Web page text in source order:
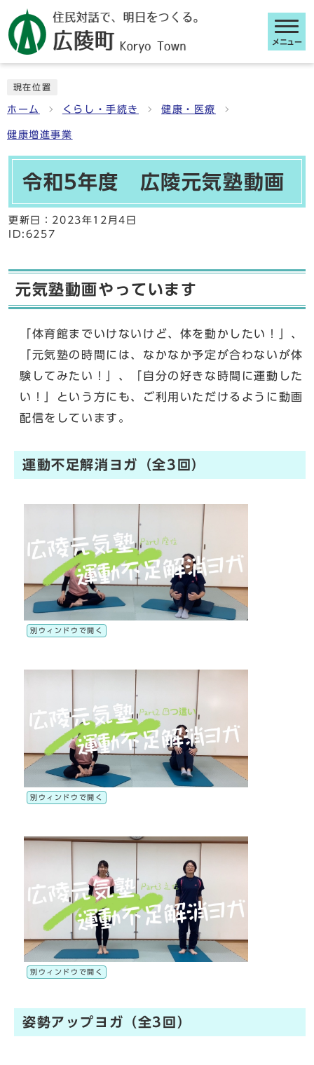
メニュー
現在位置
ホーム くらし・手続き 健康・医療
健康増進事業
令和5年度 広陵元気塾動画
更新日： 2023年12月4日
ID:6257
元気塾動画やっています
「体育館までいけないけど、体を動かしたい！」、
「元気塾の時間には、なかなか予定が合わないが体
験してみたい！」、「自分の好きな時間に運動した
い！」という方にも、ご利用いただけるように動画
配信をしています。
運動不足解消ヨガ（全3回）
別ウィンドウで開く
別ウィンドウで開く
別ウィンドウで開く
姿勢アップヨガ（全3回）